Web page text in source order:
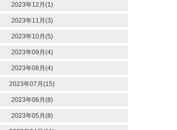
2023年12月(1)
2023年11月(3)
2023年10月(5)
2023年09月(4)
2023年08月(4)
2023年07月(15)
2023年06月(8)
2023年05月(8)